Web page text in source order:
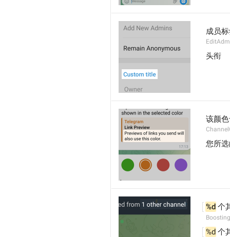
成员
头衔
该颜
您所
%d 个
%d 个